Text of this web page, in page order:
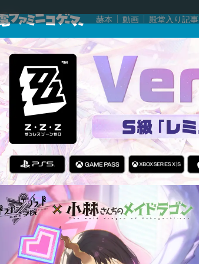
赫本 動画 殿堂入り記事